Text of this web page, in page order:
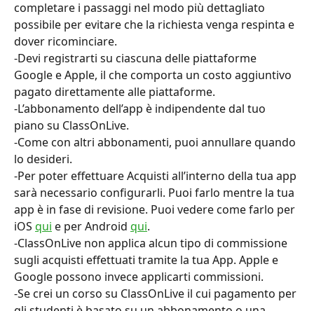
completare i passaggi nel modo più dettagliato
possibile per evitare che la richiesta venga respinta e
dover ricominciare.
-Devi registrarti su ciascuna delle piattaforme
Google e Apple, il che comporta un costo aggiuntivo
pagato direttamente alle piattaforme.
-L’abbonamento dell’app è indipendente dal tuo
piano su ClassOnLive.
-Come con altri abbonamenti, puoi annullare quando
lo desideri.
-Per poter effettuare Acquisti all’interno della tua app
sarà necessario configurarli. Puoi farlo mentre la tua
app è in fase di revisione. Puoi vedere come farlo per
iOS qui e per Android qui.
-ClassOnLive non applica alcun tipo di commissione
sugli acquisti effettuati tramite la tua App. Apple e
Google possono invece applicarti commissioni.
-Se crei un corso su ClassOnLive il cui pagamento per